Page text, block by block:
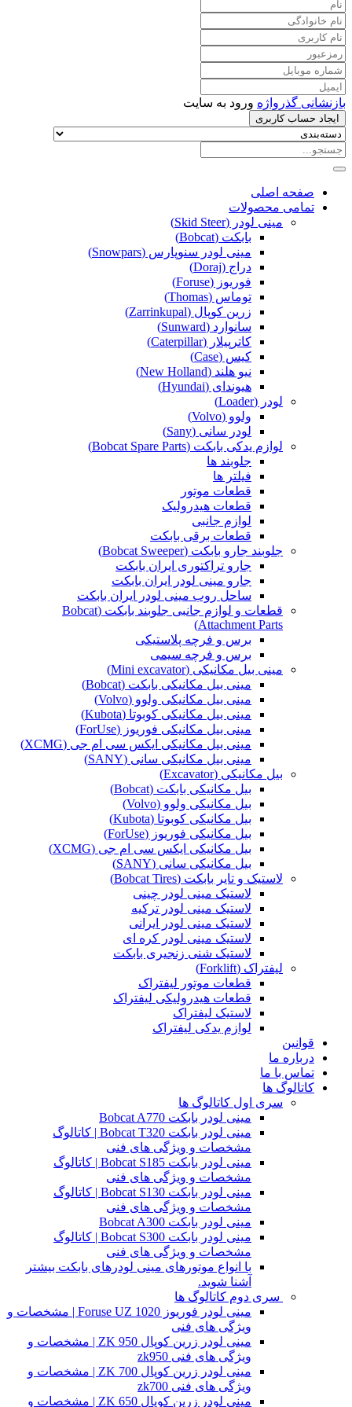
بازنشانی گذرواژه ورود به سایت
ایجاد حساب کاربری
صفحه اصلی
تمامی محصولات
مینی لودر (Skid Steer)
بابکت (Bobcat)
مینی لودر سنوپارس (Snowpars)
دراج (Doraj)
فوریوز (Foruse)
توماس (Thomas)
زرین کوپال (Zarrinkupal)
سانوارد (Sunward)
کاترپیلار (Caterpillar)
کیس (Case)
نیو هلند (New Holland)
هیوندای (Hyundai)
لودر (Loader)
ولوو (Volvo)
لودر سانی (Sany)
لوازم یدکی بابکت (Bobcat Spare Parts)
جلوبند ها
فیلتر ها
قطعات موتور
قطعات هیدرولیک
لوازم جانبی
قطعات برقی بابکت
جلوبند جارو بابکت (Bobcat Sweeper)
جارو تراکتوری ایران بابکت
جارو مینی لودر ایران بابکت
ساحل روب مینی لودر ایران بابکت
قطعات و لوازم جانبی جلوبند بابکت (Bobcat
Attachment Parts)
برس و فرچه پلاستیکی
برس و فرچه سیمی
مینی بیل مکانیکی (Mini excavator)
مینی بیل مکانیکی بابکت (Bobcat)
مینی بیل مکانیکی ولوو (Volvo)
مینی بیل مکانیکی کوبوتا (Kubota)
مینی بیل مکانیکی فوریوز (ForUse)
مینی بیل مکانیکی ایکس سی ام جی (XCMG)
مینی بیل مکانیکی سانی (SANY)
بیل مکانیکی (Excavator)
بیل مکانیکی بابکت (Bobcat)
بیل مکانیکی ولوو (Volvo)
بیل مکانیکی کوبوتا (Kubota)
بیل مکانیکی فوریوز (ForUse)
بیل مکانیکی ایکس سی ام جی (XCMG)
بیل مکانیکی سانی (SANY)
لاستیک و تایر بابکت (Bobcat Tires)
لاستیک مینی لودر چینی
لاستیک مینی لودر ترکیه
لاستیک مینی لودر ایرانی
لاستیک مینی لودر کره ای
لاستیک شنی زنجیری بابکت
لیفتراک (Forklift)
قطعات موتور لیفتراک
قطعات هیدرولیکی لیفتراک
لاستیک لیفتراک
لوازم یدکی لیفتراک
قوانین
درباره ما
تماس با ما
کاتالوگ ها
سری اول کاتالوگ ها
مینی لودر بابکت Bobcat A770
مینی لودر بابکت Bobcat T320 | کاتالوگ
مشخصات و ویژگی های فنی
مینی لودر بابکت Bobcat S185 | کاتالوگ
مشخصات و ویژگی های فنی
مینی لودر بابکت Bobcat S130 | کاتالوگ
مشخصات و ویژگی های فنی
مینی لودر بابکت Bobcat A300
مینی لودر بابکت Bobcat S300 | کاتالوگ
مشخصات و ویژگی های فنی
با انواع موتورهای مینی لودرهای بابکت بیشتر
آشنا شوید.
سری دوم کاتالوگ ها
مینی لودر فوریوز Foruse UZ 1020 | مشخصات و
ویژگی های فنی
مینی لودر زرین کوپال ZK 950 | مشخصات و
ویژگی های فنی zk950
مینی لودر زرین کوپال ZK 700 | مشخصات و
ویژگی های فنی zk700
مینی لودر زرین کوپال ZK 650 | مشخصات و